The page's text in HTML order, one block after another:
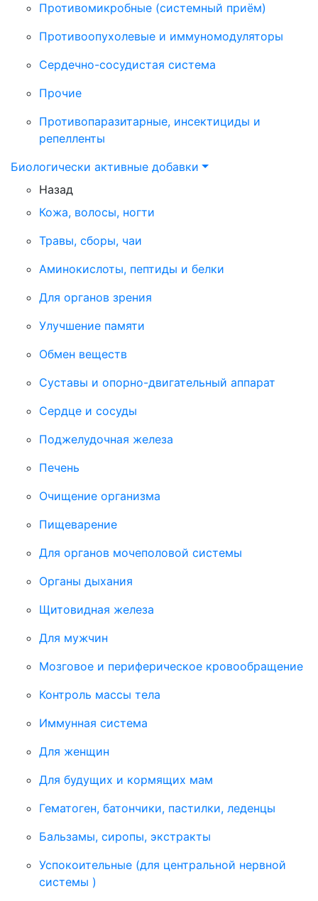
Противомикробные (системный приём)
Противоопухолевые и иммуномодуляторы
Сердечно-сосудистая система
Прочие
Противопаразитарные, инсектициды и
репелленты
Биологически активные добавки
Назад
Кожа, волосы, ногти
Травы, сборы, чаи
Аминокислоты, пептиды и белки
Для органов зрения
Улучшение памяти
Обмен веществ
Суставы и опорно-двигательный аппарат
Сердце и сосуды
Поджелудочная железа
Печень
Очищение организма
Пищеварение
Для органов мочеполовой системы
Органы дыхания
Щитовидная железа
Для мужчин
Мозговое и периферическое кровообращение
Контроль массы тела
Иммунная система
Для женщин
Для будущих и кормящих мам
Гематоген, батончики, пастилки, леденцы
Бальзамы, сиропы, экстракты
Успокоительные (для центральной нервной
системы )